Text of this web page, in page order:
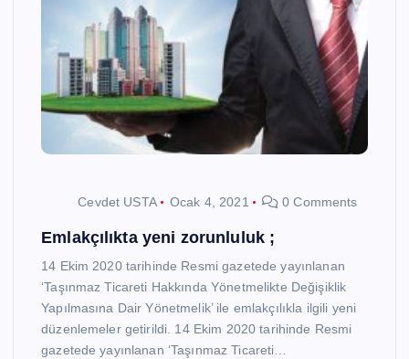
Cevdet USTA Ocak 4, 2021 0 Comments
Emlakçılıkta yeni zorunluluk ;
14 Ekim 2020 tarihinde Resmi gazetede yayınlanan
‘Taşınmaz Ticareti Hakkında Yönetmelikte Değişiklik
Yapılmasına Dair Yönetmelik’ ile emlakçılıkla ilgili yeni
düzenlemeler getirildi. 14 Ekim 2020 tarihinde Resmi
gazetede yayınlanan ‘Taşınmaz Ticareti…